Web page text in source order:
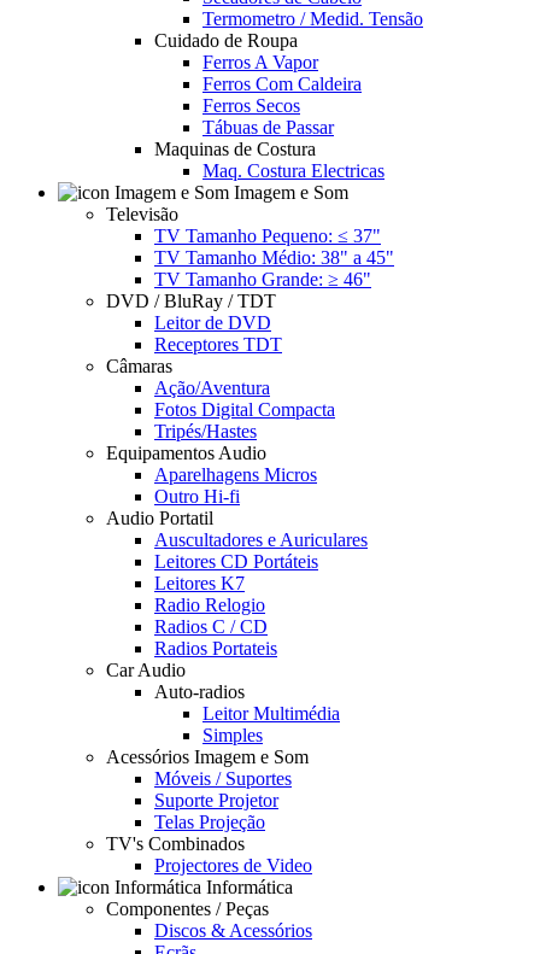
Termometro / Medid. Tensão
Cuidado de Roupa
Ferros A Vapor
Ferros Com Caldeira
Ferros Secos
Tábuas de Passar
Maquinas de Costura
Maq. Costura Electricas
Imagem e Som
Televisão
TV Tamanho Pequeno: ≤ 37"
TV Tamanho Médio: 38" a 45"
TV Tamanho Grande: ≥ 46"
DVD / BluRay / TDT
Leitor de DVD
Receptores TDT
Câmaras
Ação/Aventura
Fotos Digital Compacta
Tripés/Hastes
Equipamentos Audio
Aparelhagens Micros
Outro Hi-fi
Audio Portatil
Auscultadores e Auriculares
Leitores CD Portáteis
Leitores K7
Radio Relogio
Radios C / CD
Radios Portateis
Car Audio
Auto-radios
Leitor Multimédia
Simples
Acessórios Imagem e Som
Móveis / Suportes
Suporte Projetor
Telas Projeção
TV's Combinados
Projectores de Video
Informática
Componentes / Peças
Discos & Acessórios